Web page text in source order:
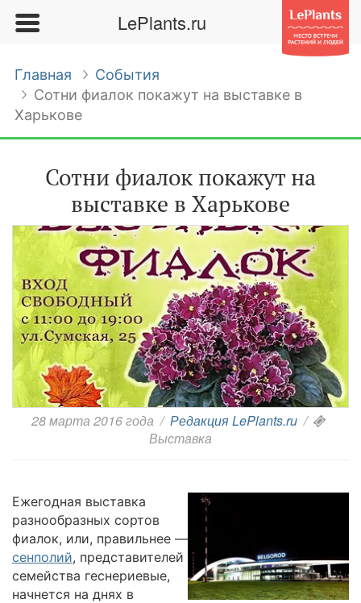
LePlants.ru
Главная
События
Сотни фиалок покажут на выставке в
Харькове
Сотни фиалок покажут на
выставке в Харькове
28 марта 2016 года / Редакция LePlants.ru /
Выставка
Ежегодная выставка
разнообразных сортов
фиалок, или, правильнее —
сенполий, представителей
семейства геснериевые,
начнется на днях в